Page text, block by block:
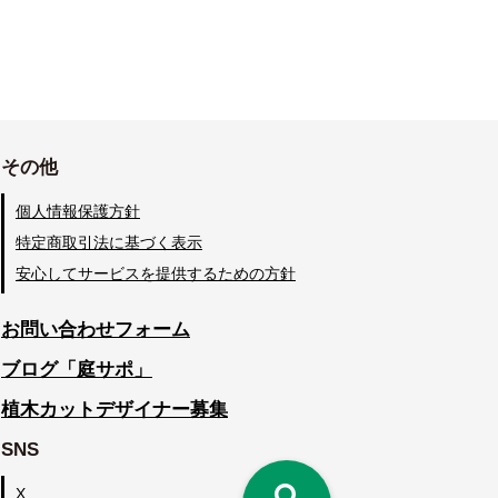
その他
個人情報保護方針
特定商取引法に基づく表示
安心してサービスを提供するための方針
お問い合わせフォーム
ブログ「庭サポ」
植木カットデザイナー募集
SNS
X